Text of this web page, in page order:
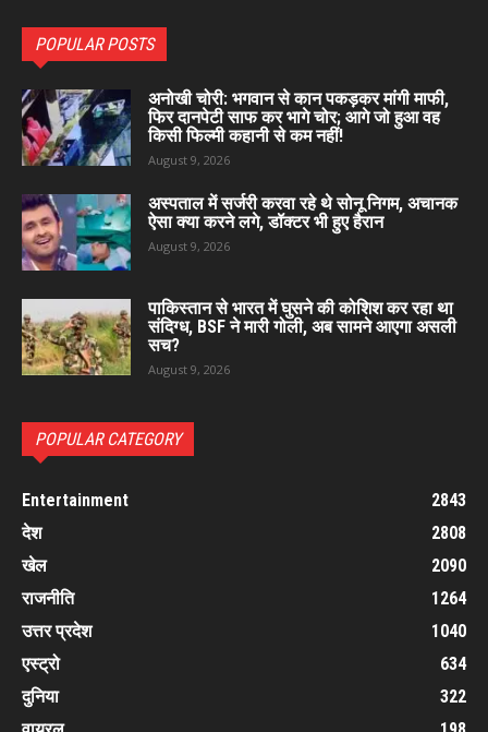
POPULAR POSTS
अनोखी चोरी: भगवान से कान पकड़कर मांगी माफी,
फिर दानपेटी साफ कर भागे चोर; आगे जो हुआ वह
किसी फिल्मी कहानी से कम नहीं!
August 9, 2026
अस्पताल में सर्जरी करवा रहे थे सोनू निगम, अचानक
ऐसा क्या करने लगे, डॉक्टर भी हुए हैरान
August 9, 2026
पाकिस्तान से भारत में घुसने की कोशिश कर रहा था
संदिग्ध, BSF ने मारी गोली, अब सामने आएगा असली
सच?
August 9, 2026
POPULAR CATEGORY
Entertainment
2843
देश
2808
खेल
2090
राजनीति
1264
उत्तर प्रदेश
1040
एस्ट्रो
634
दुनिया
322